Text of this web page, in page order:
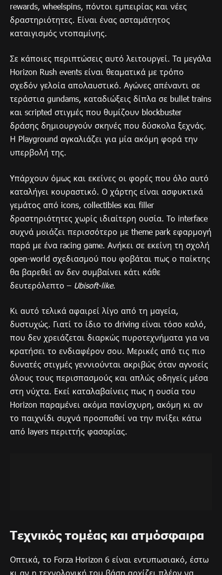
rewards, wheelspins, πόντοι εμπειρίας και νέες
δραστηριότητες. Είναι ένας ασταμάτητος
καταιγισμός ντοπαμίνης.
Σε κάποιες περιπτώσεις αυτό λειτουργεί. Τα μεγάλα
Horizon Rush events είναι θεαματικά με τρόπο
σχεδόν γελοία απολαυστικό. Αγώνες απέναντι σε
τεράστια gundams, καταδιώξεις δίπλα σε bullet trains
και scripted στιγμές που θυμίζουν blockbuster
δράσης δημιουργούν σκηνές που δύσκολα ξεχνάς.
Η Playground αγκαλιάζει για μία ακόμη φορά την
υπερβολή της.
Υπάρχουν όμως και εκείνες οι φορές που όλο αυτό
καταλήγει κουραστικό. Ο χάρτης είναι ασφυκτικά
γεμάτος από icons, collectibles και filler
δραστηριότητες χωρίς ιδιαίτερη ουσία. Το interface
συχνά μοιάζει περισσότερο με theme park εφαρμογή
παρά με ένα racing game. Ανήκει σε εκείνη τη σχολή
open-world σχεδιασμού που φοβάται πως ο παίκτης
θα βαρεθεί αν δεν συμβαίνει κάτι κάθε
δευτερόλεπτο – Ubisoft-like.
Κι αυτό τελικά αφαιρεί λίγο από τη μαγεία,
δυστυχώς. Γιατί το ίδιο το driving είναι τόσο καλό,
που δεν χρειάζεται διαρκώς πυροτεχνήματα για να
κρατήσει το ενδιαφέρον σου. Μερικές από τις πιο
δυνατές στιγμές γεννιούνται ακριβώς όταν αγνοείς
όλους τους περισπασμούς και απλώς οδηγείς μέσα
στη νύχτα. Εκεί καταλαβαίνεις πως η ουσία του
Horizon παραμένει ακόμα πανίσχυρη, ακόμη κι αν
το παιχνίδι συχνά προσπαθεί να την πνίξει κάτω
από layers περιττής φασαρίας.
Τεχνικός τομέας και ατμόσφαιρα
Οπτικά, το Forza Horizon 6 είναι εντυπωσιακό, έστω
κι αν η τεχνολογική του βάση αρχίζει πλέον να